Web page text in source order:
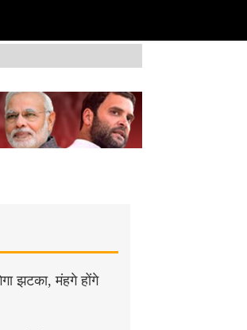
झटका, मंहगे होंगे